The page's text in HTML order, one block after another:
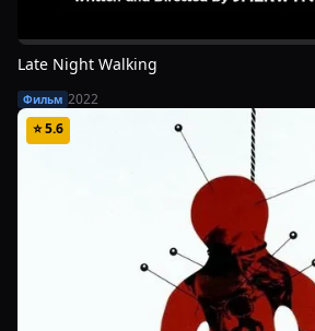
Late Night Walking
Фильм 2022
⭐5.6